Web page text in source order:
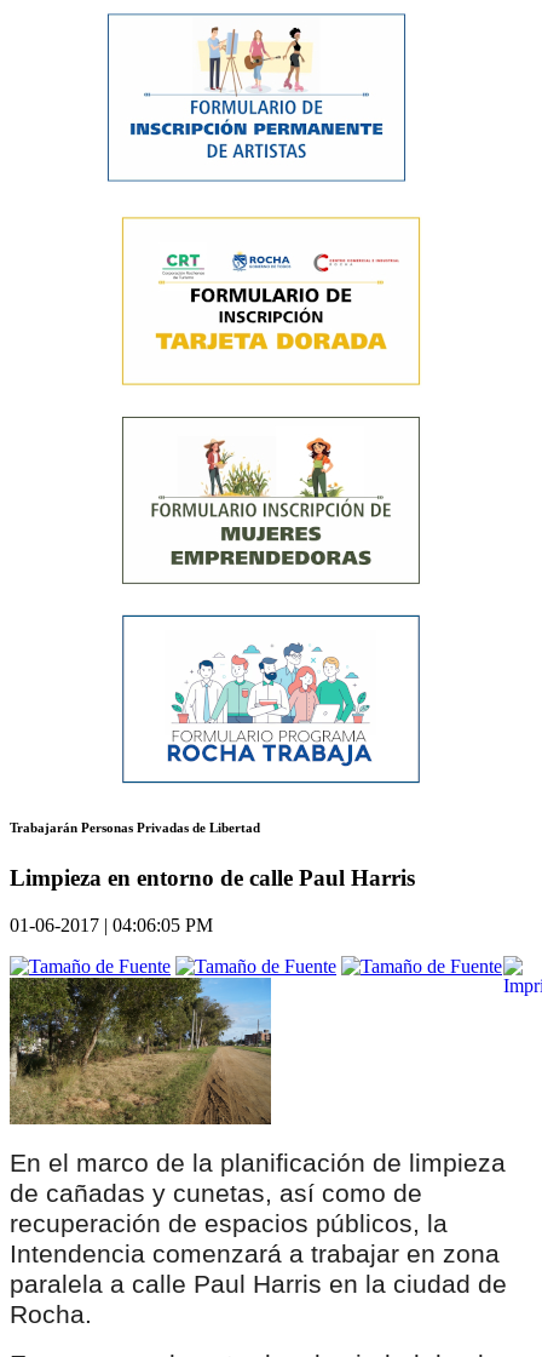
Trabajarán Personas Privadas de Libertad
Limpieza en entorno de calle Paul Harris
01-06-2017 | 04:06:05 PM
En el marco de la planificación de limpieza
de cañadas y cunetas, así como de
recuperación de espacios públicos, la
Intendencia comenzará a trabajar en zona
paralela a calle Paul Harris en la ciudad de
Rocha.